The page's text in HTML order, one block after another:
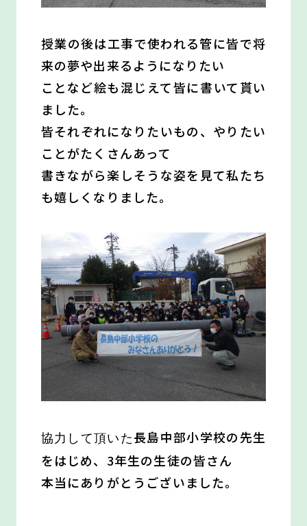
授業の後は工事で使われる管に皆で将
来の夢や出来るようになりたい
ことなど絵も混じえて皆に書いて貰い
ました。
皆それぞれになりたいもの、やりたい
ことがたくさんあって
書きながら楽しそうな姿を見て私たち
も嬉しくなりました。
協力して頂いた長島中部小学校の先生
をはじめ、3年生の生徒の皆さん
本当にありがとうございました。